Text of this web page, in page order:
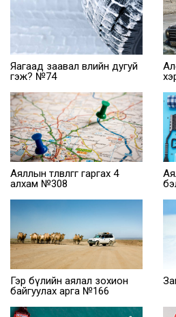
Яагаад заавал өвлийн дугуй
гэж? №74
Аяллын төлөвлөгөөг гаргах 4
алхам №308
Гэр бүлийн аялал зохион
байгуулах арга №166